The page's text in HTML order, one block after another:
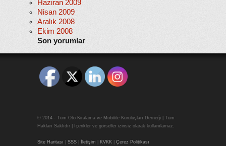
Haziran 2009
Nisan 2009
Aralık 2008
Ekim 2008
Son yorumlar
© 2014 - Tüm Oto Kiralama ve Mobilite Kuruluşları Derneği | Tüm
Hakları Saklıdır | İçerikler ve görseller izinsiz olarak kullanılamaz.
Site Haritası SSS İletişim KVKK Çerez Politikası